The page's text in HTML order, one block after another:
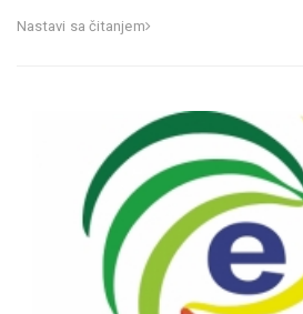
Nastavi sa čitanjem